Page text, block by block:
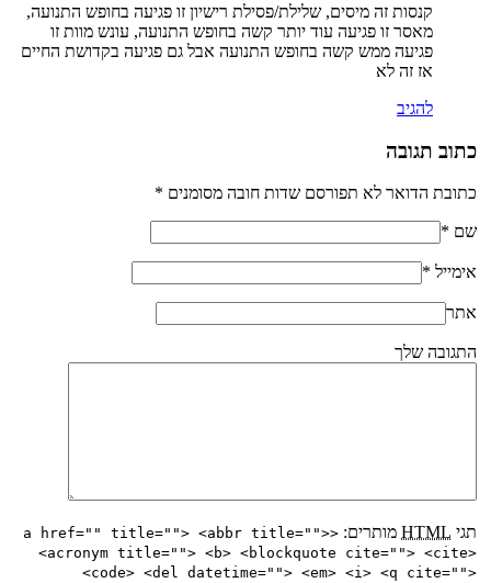
קנסות זה מיסים, שלילת/פסילת רישיון זו פגיעה בחופש התנועה,
מאסר זו פגיעה עוד יותר קשה בחופש התנועה, עונש מוות זו
פגיעה ממש קשה בחופש התנועה אבל גם פגיעה בקדושת החיים
אז זה לא
להגיב
כתוב תגובה
כתובת הדואר לא תפורסם שדות חובה מסומנים *
שם *
אימייל *
אתר
התגובה שלך
תגי HTML מותרים:
<a href="" title=""> <abbr title="">
<acronym title=""> <b> <blockquote cite=""> <cite>
<code> <del datetime=""> <em> <i> <q cite="">